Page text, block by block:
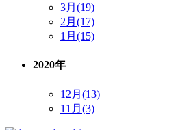
3月(19)
2月(17)
1月(15)
2020年
12月(13)
11月(3)